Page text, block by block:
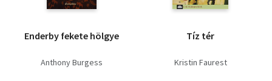
Enderby fekete hölgye
Anthony Burgess
Tíz tér
Kristin Faurest